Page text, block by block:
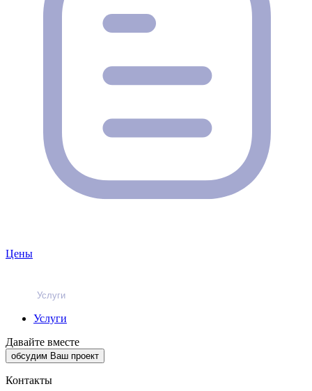
Цены
Услуги
Услуги
Давайте вместе
обсудим Ваш проект
Контакты